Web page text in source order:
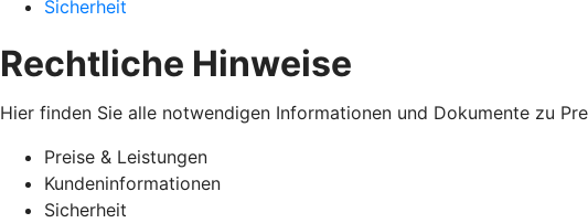
Sicherheit
Rechtliche Hinweise
Hier finden Sie alle notwendigen Informationen und Dokumente zu
Preise & Leistungen
Kundeninformationen
Sicherheit